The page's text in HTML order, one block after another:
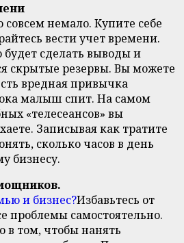
совсем немало. Купите себе
вести учет времени.
сделать выводы и
скрытые резервы. Вы можете
вредная привычка
малыш спит. На самом
«телесеансов» вы
Записывая как тратите
сколько часов в день
бизнесу.
Избавьтесь от
проблемы самостоятельно.
в том, чтобы нанять